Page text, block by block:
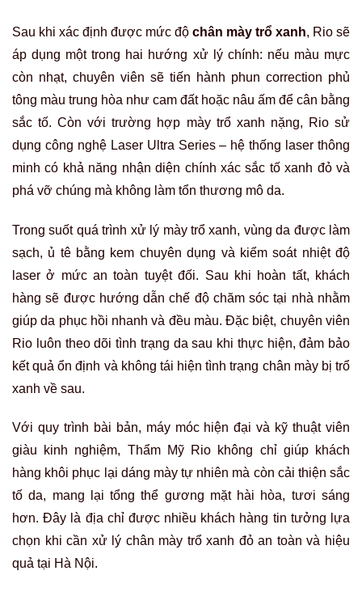
Sau khi xác định được mức độ chân mày trổ xanh, Rio sẽ
áp dụng một trong hai hướng xử lý chính: nếu màu mực
còn nhạt, chuyên viên sẽ tiến hành phun correction phủ
tông màu trung hòa như cam đất hoặc nâu ấm để cân bằng
sắc tố. Còn với trường hợp mày trổ xanh nặng, Rio sử
dụng công nghệ Laser Ultra Series – hệ thống laser thông
minh có khả năng nhận diện chính xác sắc tố xanh đỏ và
phá vỡ chúng mà không làm tổn thương mô da.
Trong suốt quá trình xử lý mày trổ xanh, vùng da được làm
sạch, ủ tê bằng kem chuyên dụng và kiểm soát nhiệt độ
laser ở mức an toàn tuyệt đối. Sau khi hoàn tất, khách
hàng sẽ được hướng dẫn chế độ chăm sóc tại nhà nhằm
giúp da phục hồi nhanh và đều màu. Đặc biệt, chuyên viên
Rio luôn theo dõi tình trạng da sau khi thực hiện, đảm bảo
kết quả ổn định và không tái hiện tình trạng chân mày bị trổ
xanh về sau.
Với quy trình bài bản, máy móc hiện đại và kỹ thuật viên
giàu kinh nghiệm, Thẩm Mỹ Rio không chỉ giúp khách
hàng khôi phục lại dáng mày tự nhiên mà còn cải thiện sắc
tố da, mang lại tổng thể gương mặt hài hòa, tươi sáng
hơn. Đây là địa chỉ được nhiều khách hàng tin tưởng lựa
chọn khi cần xử lý chân mày trổ xanh đỏ an toàn và hiệu
quả tại Hà Nội.